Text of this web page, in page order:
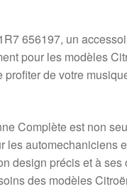
656197, un
pour les modèles
de votre
Complète est non
les automechaniciens
design précis et à ses
des modèles